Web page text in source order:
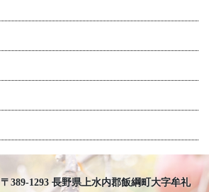
〒389-1293 長野県上水内郡飯綱町大字牟礼